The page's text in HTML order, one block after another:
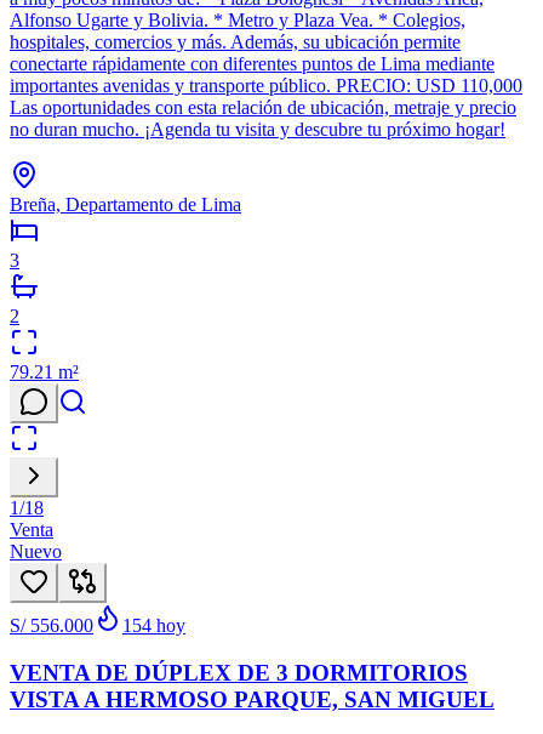
Alfonso Ugarte y Bolivia. * Metro y Plaza Vea. * Colegios,
hospitales, comercios y más. Además, su ubicación permite
conectarte rápidamente con diferentes puntos de Lima mediante
importantes avenidas y transporte público. PRECIO: USD 110,000
Las oportunidades con esta relación de ubicación, metraje y precio
no duran mucho. ¡Agenda tu visita y descubre tu próximo hogar!
Breña, Departamento de Lima
3
2
79.21 m²
1/18
Venta
Nuevo
S/ 556.000 154 hoy
VENTA DE DÚPLEX DE 3 DORMITORIOS
VISTA A HERMOSO PARQUE, SAN MIGUEL